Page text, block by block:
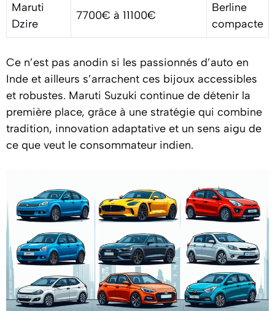
Maruti
Dzire
7700€ à 11100€
Berline
compacte
Ce n’est pas anodin si les passionnés d’auto en
Inde et ailleurs s’arrachent ces bijoux accessibles
et robustes. Maruti Suzuki continue de détenir la
première place, grâce à une stratégie qui combine
tradition, innovation adaptative et un sens aigu de
ce que veut le consommateur indien.